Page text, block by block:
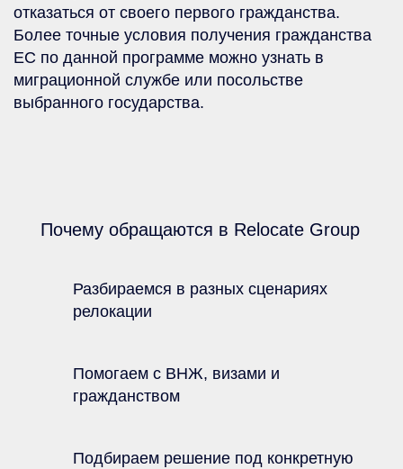
отказаться от своего первого гражданства.
Более точные условия получения гражданства
ЕС по данной программе можно узнать в
миграционной службе или посольстве
выбранного государства.
Почему обращаются в Relocate Group
Разбираемся в разных сценариях
релокации
Помогаем с ВНЖ, визами и
гражданством
Подбираем решение под конкретную